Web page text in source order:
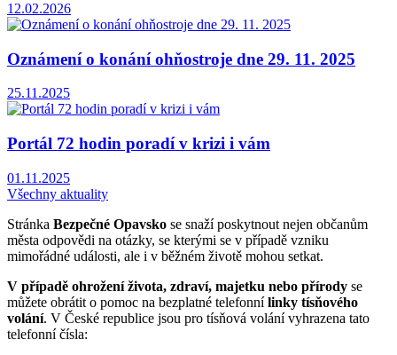
12.02.2026
Oznámení o konání ohňostroje dne 29. 11. 2025
25.11.2025
Portál 72 hodin poradí v krizi i vám
01.11.2025
Všechny aktuality
Stránka Bezpečné Opavsko se snaží poskytnout nejen občanům
města odpovědi na otázky, se kterými se v případě vzniku
mimořádné události, ale i v běžném životě mohou setkat.
V případě ohrožení života, zdraví, majetku nebo přírody se
můžete obrátit o pomoc na bezplatné telefonnílinky tísňového
volání. V České republice jsou pro tísňová volání vyhrazena tato
telefonní čísla: